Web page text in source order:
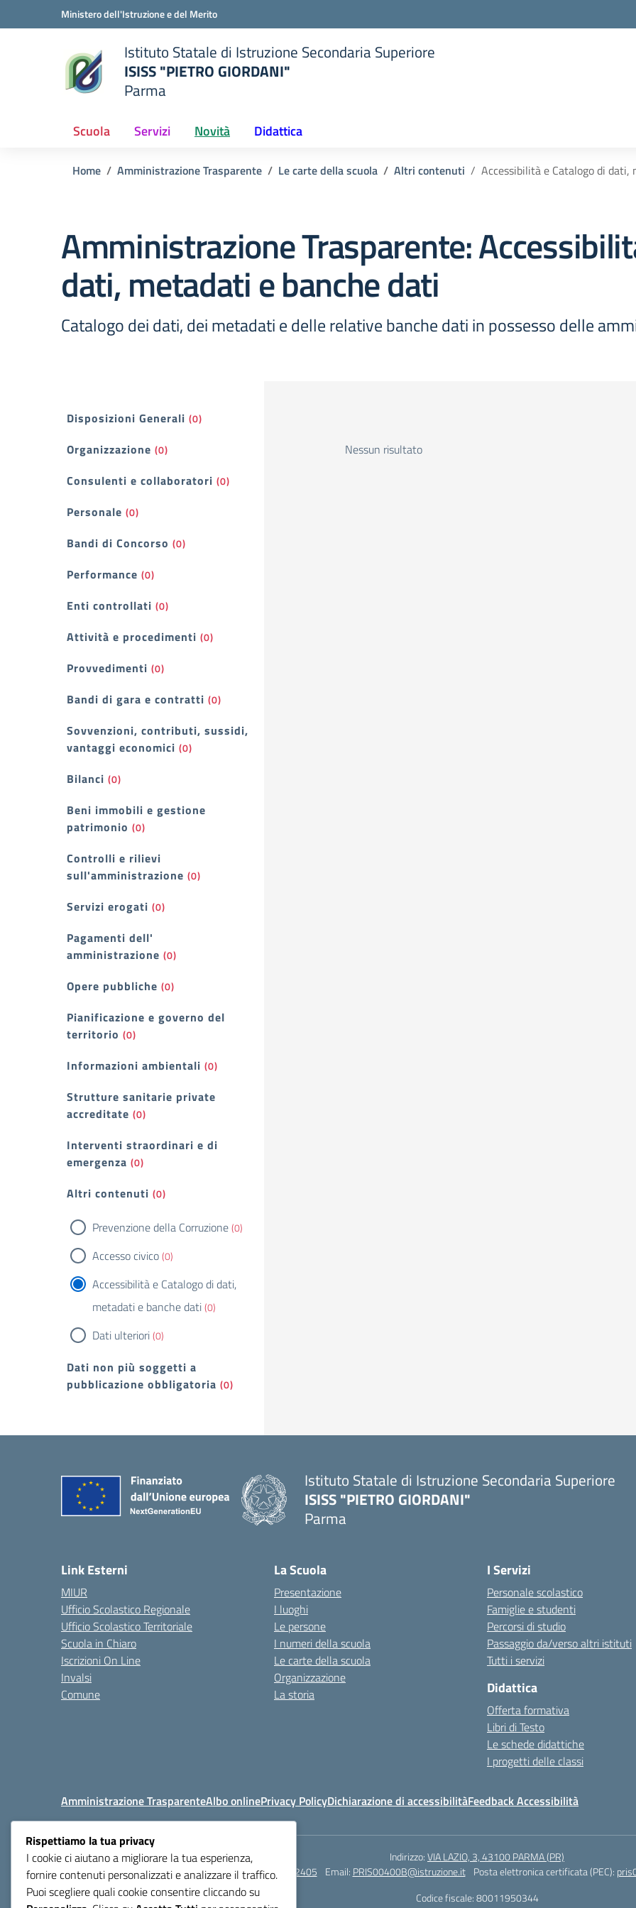
Vai ai contenuti
Vai al menu di navigazioneMinistero dell'Istruzione e del Merito
Istituto Statale di Istruzione Secondaria Superiore
ISISS "PIETRO GIORDANI"
Parma
Scuola Servizi Novità Didattica
Home Amministrazione Trasparente Le carte della scuola Altri contenuti Accessibilità e Catalogo di dati,
Amministrazione Trasparente:
dati, metadati e banche dati
Catalogo dei dati, dei metadati e delle relative banche dati in possesso delle
Filtri
Disposizioni Generali (0)
Organizzazione (0)
Consulenti e collaboratori (0)
Personale (0)
Bandi di Concorso (0)
Performance (0)
Enti controllati (0)
Attività e procedimenti (0)
Provvedimenti (0)
Bandi di gara e contratti (0)
Sovvenzioni, contributi, sussidi,
vantaggi economici (0)
Bilanci (0)
Beni immobili e gestione
patrimonio (0)
Controlli e rilievi
sull'amministrazione (0)
Servizi erogati (0)
Pagamenti dell'
amministrazione (0)
Opere pubbliche (0)
Pianificazione e governo del
territorio (0)
Informazioni ambientali (0)
Strutture sanitarie private
accreditate (0)
Interventi straordinari e di
emergenza (0)
Altri contenuti (0)
Prevenzione della Corruzione(0)
Accesso civico(0)
Accessibilità e Catalogo di dati,
metadati e banche dati(0)
Dati ulteriori(0)
Dati non più soggetti a
pubblicazione obbligatoria (0)
Nessun risultato
Istituto Statale di Istruzione Secondaria Superiore
ISISS "PIETRO GIORDANI"
Parma
Link Esterni
MIUR
Ufficio Scolastico Regionale
Ufficio Scolastico Territoriale
Scuola in Chiaro
Iscrizioni On Line
Invalsi
Comune
La Scuola
Presentazione
I luoghi
Le persone
I numeri della scuola
Le carte della scuola
Organizzazione
La storia
I Servizi
Personale scolastico
Famiglie e studenti
Percorsi di studio
Passaggio da/verso altri istituti
Tutti i servizi
Didattica
Offerta formativa
Libri di Testo
Le schede didattiche
I progetti delle classi
Amministrazione TrasparenteAlbo onlinePrivacy PolicyDichiarazione di accessibilitàFeedback Accessibilità
Indirizzo:VIA LAZIO, 3, 43100 PARMA (PR)
Centralino:0521272405 Email: PRIS00400B@istruzione.it Posta elettronica certificata (PEC):
Codice fiscale: 80011950344
Rispettiamo la tua privacy
I cookie ci aiutano a migliorare la tua esperienza,
fornire contenuti personalizzati e analizzare il traffico.
Puoi scegliere quali cookie consentire cliccando su